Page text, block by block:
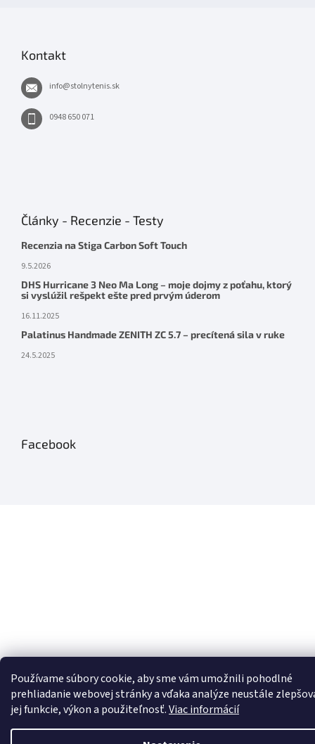
Používame súbory cookie, aby sme vám umožnili pohodlné
prehliadanie webovej stránky a vďaka analýze neustále
jej funkcie, výkon a použiteľnosť.Viac informácií
Kontakt
info@stolnytenis.sk
0948 650 071
Články - Recenzie - Testy
Recenzia na Stiga Carbon Soft Touch
9.5.2026
DHS Hurricane 3 Neo Ma Long – moje dojmy z poťahu, ktorý
si vyslúžil rešpekt ešte pred prvým úderom
16.11.2025
Palatinus Handmade ZENITH ZC 5.7 – precítená sila v ruke
24.5.2025
Facebook